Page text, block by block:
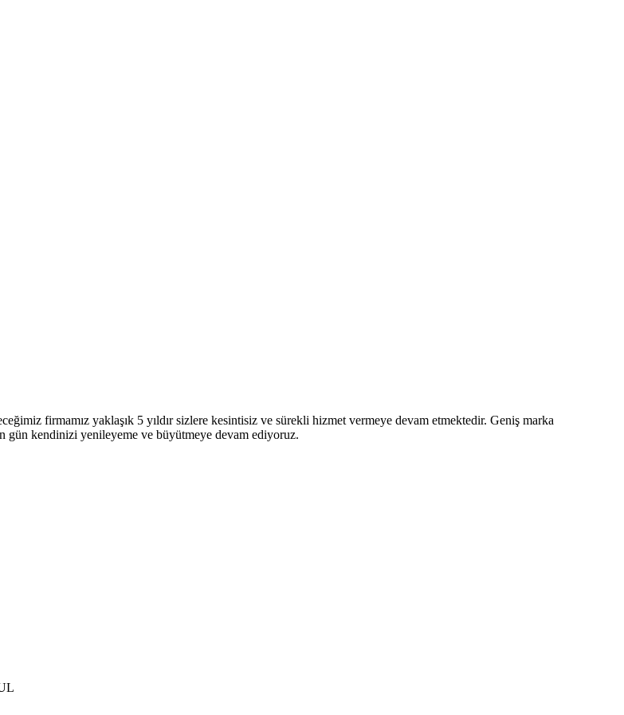
firmamız yaklaşık 5 yıldır sizlere kesintisiz ve sürekli hizmet vermeye devam etmektedir. Geniş marka
gün kendinizi yenileyeme ve büyütmeye devam ediyoruz.